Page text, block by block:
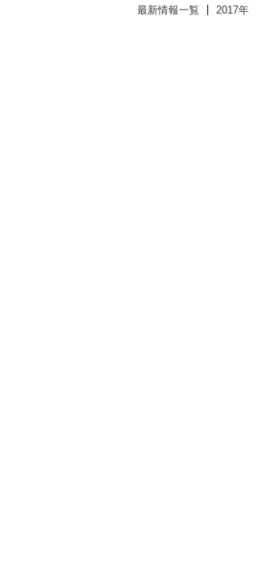
最新情報一覧 2017年